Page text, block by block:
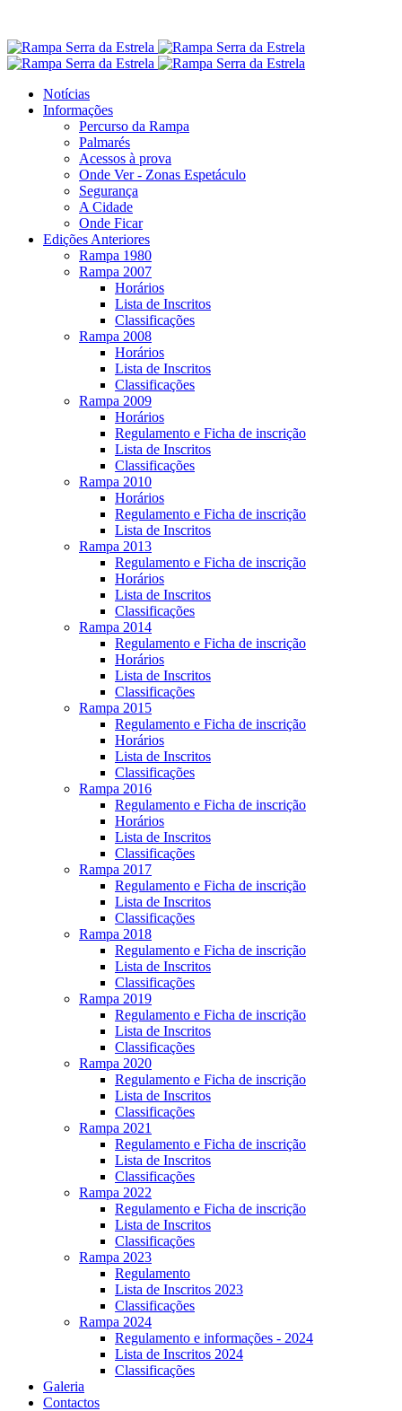
Notícias
Informações
Percurso da Rampa
Palmarés
Acessos à prova
Onde Ver - Zonas Espetáculo
Segurança
A Cidade
Onde Ficar
Edições Anteriores
Rampa 1980
Rampa 2007
Horários
Lista de Inscritos
Classificações
Rampa 2008
Horários
Lista de Inscritos
Classificações
Rampa 2009
Horários
Regulamento e Ficha de inscrição
Lista de Inscritos
Classificações
Rampa 2010
Horários
Regulamento e Ficha de inscrição
Lista de Inscritos
Rampa 2013
Regulamento e Ficha de inscrição
Horários
Lista de Inscritos
Classificações
Rampa 2014
Regulamento e Ficha de inscrição
Horários
Lista de Inscritos
Classificações
Rampa 2015
Regulamento e Ficha de inscrição
Horários
Lista de Inscritos
Classificações
Rampa 2016
Regulamento e Ficha de inscrição
Horários
Lista de Inscritos
Classificações
Rampa 2017
Regulamento e Ficha de inscrição
Lista de Inscritos
Classificações
Rampa 2018
Regulamento e Ficha de inscrição
Lista de Inscritos
Classificações
Rampa 2019
Regulamento e Ficha de inscrição
Lista de Inscritos
Classificações
Rampa 2020
Regulamento e Ficha de inscrição
Lista de Inscritos
Classificações
Rampa 2021
Regulamento e Ficha de inscrição
Lista de Inscritos
Classificações
Rampa 2022
Regulamento e Ficha de inscrição
Lista de Inscritos
Classificações
Rampa 2023
Regulamento
Lista de Inscritos 2023
Classificações
Rampa 2024
Regulamento e informações - 2024
Lista de Inscritos 2024
Classificações
Galeria
Contactos